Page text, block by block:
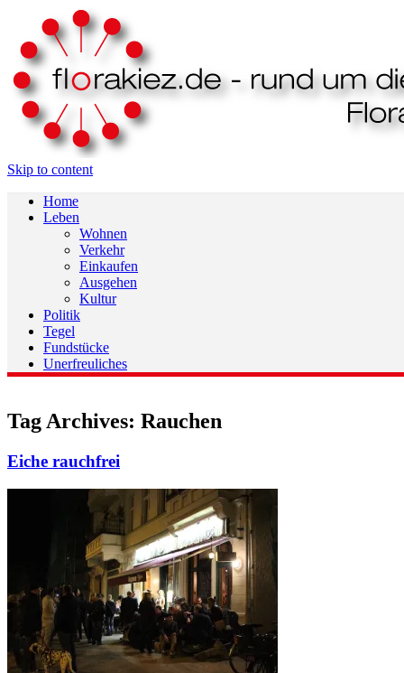
Skip to content
Home
Leben
Wohnen
Verkehr
Einkaufen
Ausgehen
Kultur
Politik
Tegel
Fundstücke
Unerfreuliches
Tag Archives: Rauchen
Eiche rauchfrei